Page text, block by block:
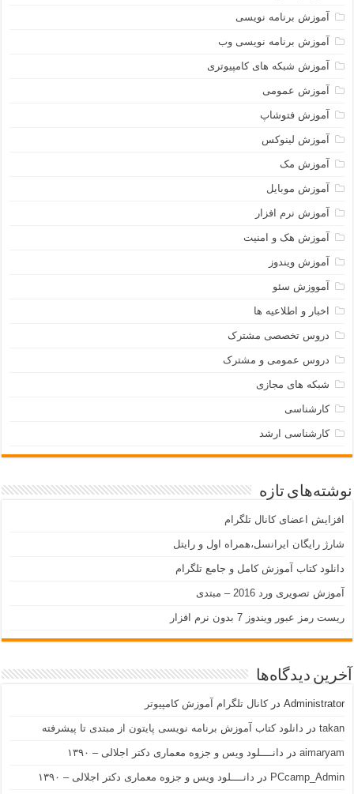
آموزش برنامه نویسی
آموزش برنامه نویسی وب
آموزش شبکه های کامپیوتری
آموزش عمومی
آموزش فتوشاپ
آموزش لینوکس
آموزش مک
آموزش موبایل
آموزش نرم افزار
آموزش هک و امنیت
آموزش ویندوز
آمووزش سئو
اخبار و اطلاعیه ها
دروس تخصصی مشترک
دروس عمومی و مشترک
شبکه های مجازی
کارشناسی
کارشناسی ارشد
نوشته‌های تازه
افزایش اعضای کانال تلگرام
شارژ رایگان ایرانسل،همراه اول و رایتل
دانلود کتاب آموزش کامل و جامع تلگرام
آموزش تصویری ورد 2016 – مبتدی
ریست رمز عبور ویندوز 7 بدون نرم افزار
آخرین دیدگاه‌ها
Administrator درکانال تلگرام آموزش کامپیوتر
takan در دانلود کتاب آموزش برنامه نویسی پایتون از مبتدی تا پیشرفته
aimaryam در دانــــلود ویس و جزوه معماری دکتر اجلالی – ۱۳۹۰
PCcamp_Admin در دانــــلود ویس و جزوه معماری دکتر اجلالی – ۱۳۹۰